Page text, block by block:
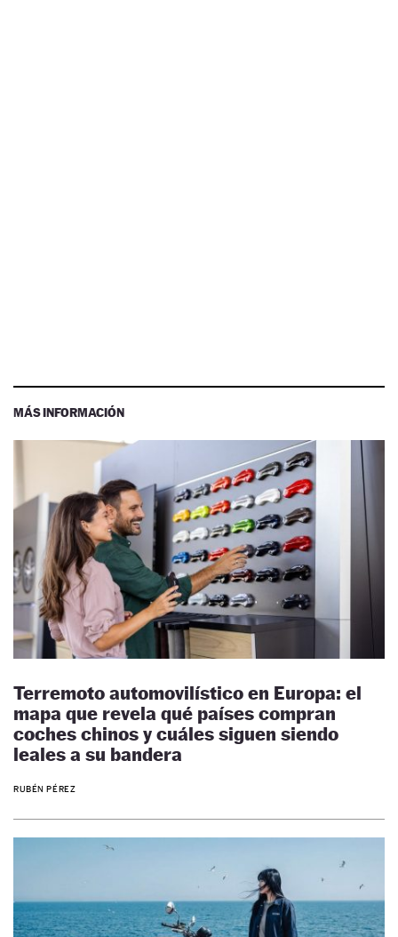
MÁS INFORMACIÓN
Terremoto automovilístico en Europa: el
mapa que revela qué países compran
coches chinos y cuáles siguen siendo
leales a su bandera
RUBÉN PÉREZ